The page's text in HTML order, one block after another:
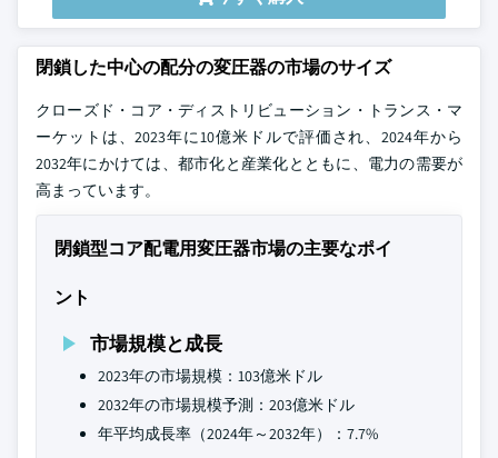
閉鎖した中心の配分の変圧器の市場のサイズ
クローズド・コア・ディストリビューション・トランス・マ
ーケットは、2023年に10億米ドルで評価され、2024年から
2032年にかけては、都市化と産業化とともに、電力の需要が
高まっています。
閉鎖型コア配電用変圧器市場の主要なポイ
ント
市場規模と成長
2023年の市場規模：103億米ドル
2032年の市場規模予測：203億米ドル
年平均成長率（2024年～2032年）：7.7%